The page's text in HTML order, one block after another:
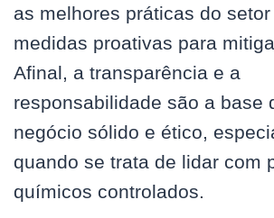
as melhores práticas do
medidas proativas para
Afinal, a transparência e a
responsabilidade são a base
negócio sólido e ético,
quando se trata de lidar com
químicos controlados.